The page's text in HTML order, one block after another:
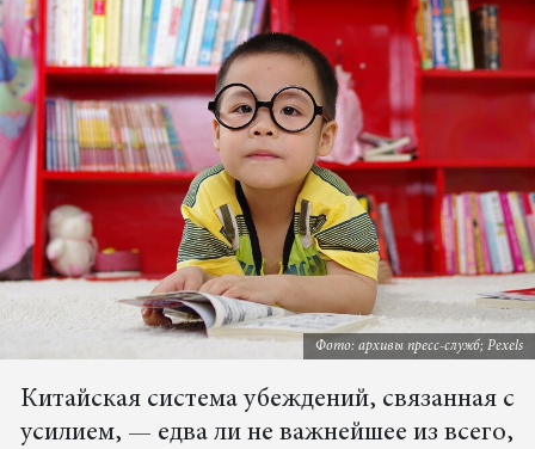
Фото: архивы пресс-служб; Pexels
Китайская система убеждений, связанная с
усилием, — едва ли не важнейшее из всего,